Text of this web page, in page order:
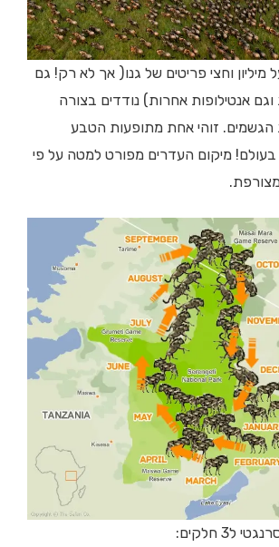
מיליון וחצי פריטים של גנו( אך לא רק! גם
אנטילופות אחרות) נודדים בצורה
זוהי אחת מתופעות הטבע
בעולם! מיקום העדרים מפורט למטה על פי
ל3 חלקים: